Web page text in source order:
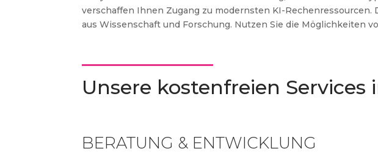
verschaffen Ihnen Zugang zu modernsten KI-
aus Wissenschaft und Forschung. Nutzen Sie die Möglichkeiten
Unsere kostenfreien
BERATUNG & ENTWICKLUNG